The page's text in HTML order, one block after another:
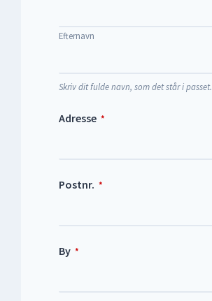
Efternavn
Skriv dit fulde navn, som det står i passet.
Adresse *
Postnr. *
By *